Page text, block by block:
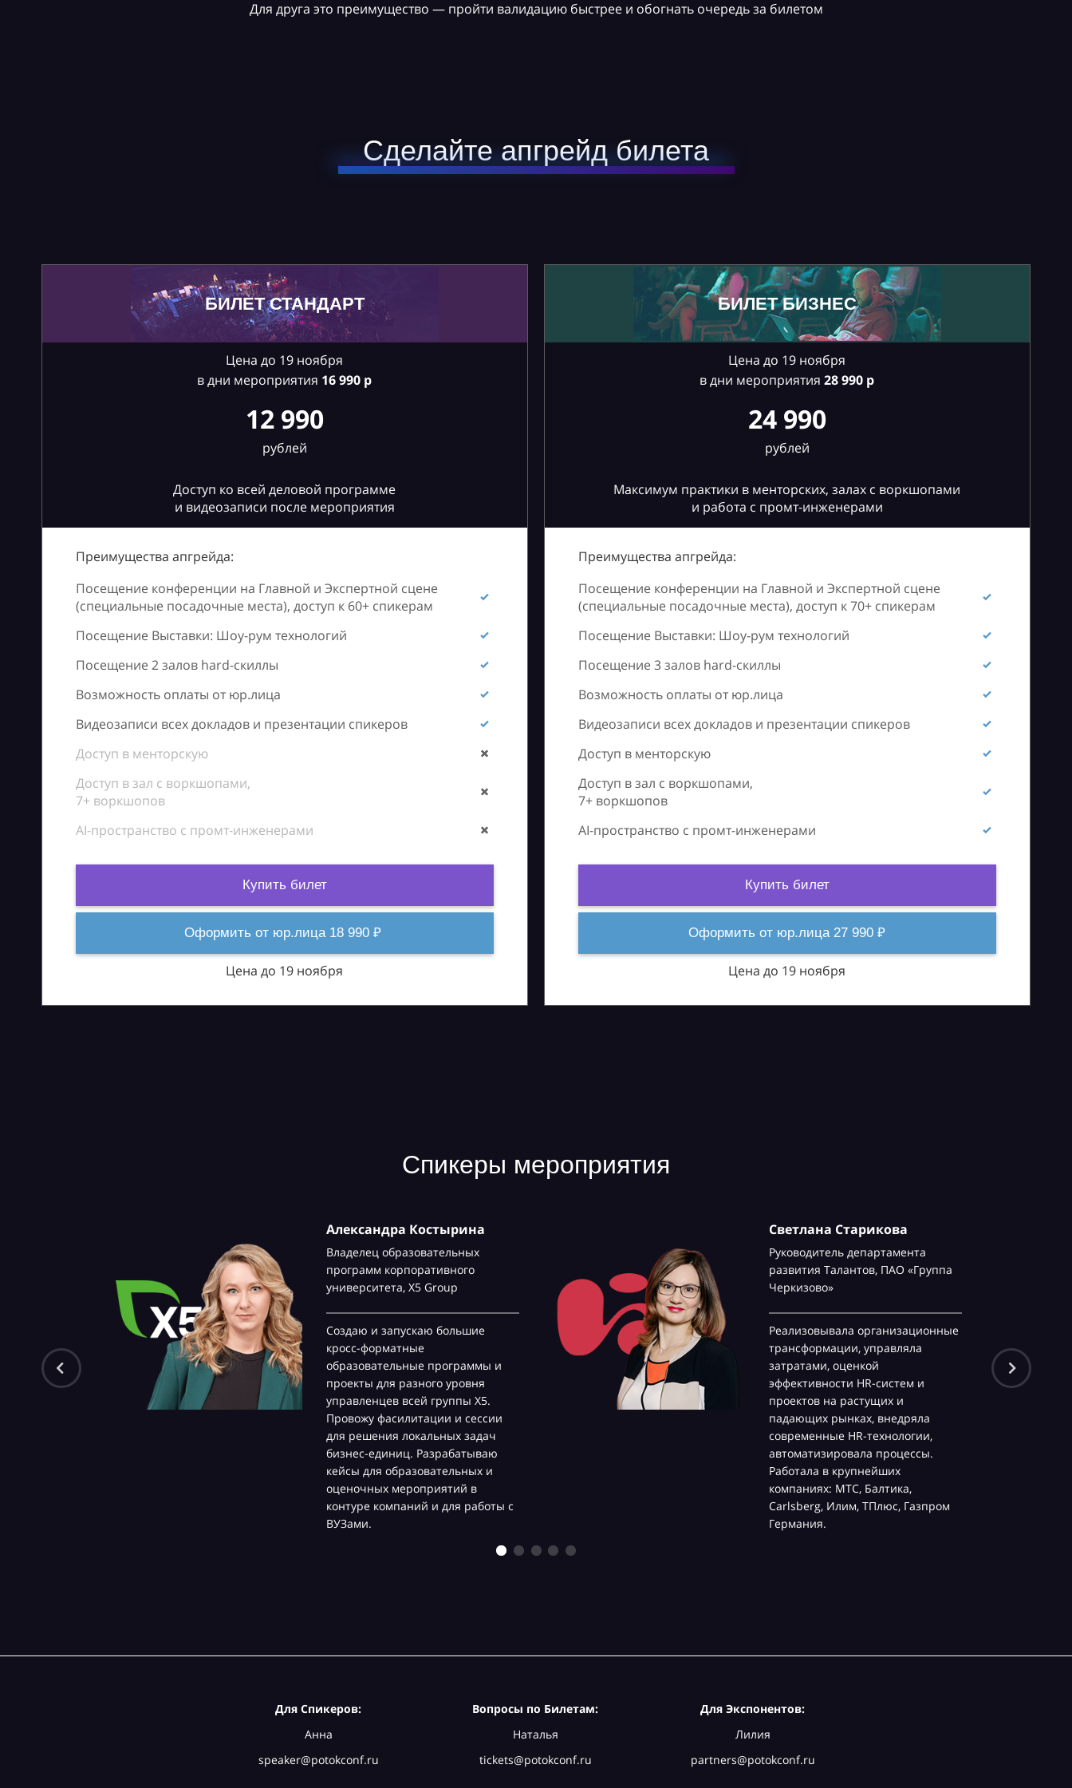
Для друга это преимущество — пройти валидацию быстрее и обогнать очередь за билетом
Сделайте апгрейд билета
БИЛЕТ СТАНДАРТ
Цена до 19 ноября
в дни мероприятия 16990 р
12 990
рублей
Доступ ко всей деловой программе
и видеозаписи после мероприятия
Преимущества апгрейда:
Посещение конференции на Главной и Экспертной сцене
(специальные посадочные места), доступ к 60+ спикерам
Посещение Выставки: Шоу-рум технологий
Посещение 2 залов hard-скиллы
Возможность оплаты от юр.лица
Видеозаписи всех докладов и презентации спикеров
Доступ в менторскую
Доступ в зал с воркшопами,
7+ воркшопов
AI-пространство с промт-инженерами
Купить билет
Оформить от юр.лица 18 990 ₽
Цена до 19 ноября
БИЛЕТ БИЗНЕС
Цена до 19 ноября
в дни мероприятия 28990 р
24 990
рублей
Максимум практики в менторских, залах с воркшопами
и работа с промт-инженерами
Преимущества апгрейда:
Посещение конференции на Главной и Экспертной сцене
(специальные посадочные места), доступ к 70+ спикерам
Посещение Выставки: Шоу-рум технологий
Посещение 3 залов hard-скиллы
Возможность оплаты от юр.лица
Видеозаписи всех докладов и презентации спикеров
Доступ в менторскую
Доступ в зал с воркшопами,
7+ воркшопов
AI-пространство с промт-инженерами
Купить билет
Оформить от юр.лица 27 990 ₽
Цена до 19 ноября
Спикеры мероприятия
Александра Костырина
Владелец образовательных
программ корпоративного
университета, Х5 Group
Создаю и запускаю большие
кросс-форматные
образовательные программы и
проекты для разного уровня
управленцев всей группы Х5.
Провожу фасилитации и сессии
для решения локальных задач
бизнес-единиц. Разрабатываю
кейсы для образовательных и
оценочных мероприятий в
контуре компаний и для работы с
ВУЗами.
Светлана Старикова
Руководитель департамента
развития Талантов, ПАО «Группа
Черкизово»
Реализовывала организационные
трансформации, управляла
затратами, оценкой
эффективности HR-систем и
проектов на растущих и
падающих рынках, внедряла
современные HR-технологии,
автоматизировала процессы.
Работала в крупнейших
компаниях: МТС, Балтика,
Carlsberg, Илим, ТПлюс, Газпром
Германия.
Для Спикеров:
Анна
speaker@potokconf.ru
Вопросы по Билетам:
Наталья
tickets@potokconf.ru
Для Экспонентов:
Лилия
partners@potokconf.ru